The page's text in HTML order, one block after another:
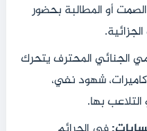
أو المطالبة بحضور
الجنائي المحترف يتحرك
شهود نفي،
بها.